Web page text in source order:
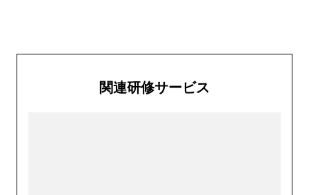
関連研修サービス